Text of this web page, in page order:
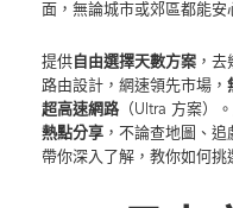
面，無論城市或郊區都能安
提供 自由選擇天數方案 ，
路由設計，網速領先市場，
超高速網路（Ultra 方案）
熱點分享 ，不論查地圖、
帶你深入了解，教你如何挑